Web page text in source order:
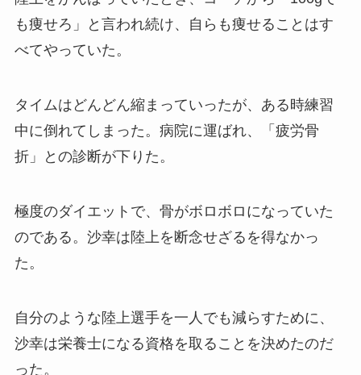
も痩せろ」と言われ続け、自らも痩せることはす
べてやっていた。
タイムはどんどん縮まっていったが、ある時練習
中に倒れてしまった。病院に運ばれ、「疲労骨
折」との診断が下りた。
極度のダイエットで、骨がボロボロになっていた
のである。沙幸は陸上を断念せざるを得なかっ
た。
自分のような陸上選手を一人でも減らすために、
沙幸は栄養士になる資格を取ることを決めたのだ
った。